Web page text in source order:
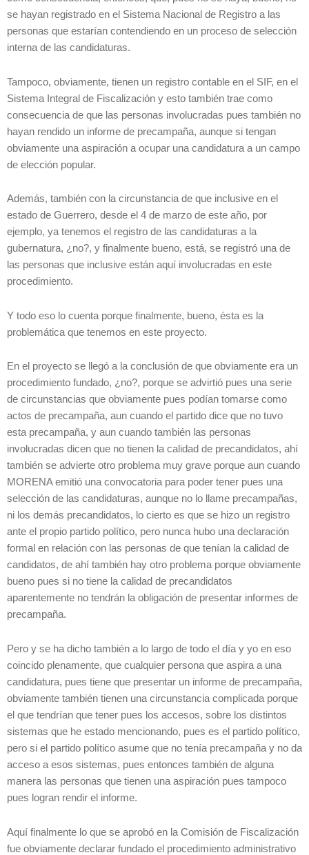
se hayan registrado en el Sistema Nacional de Registro a las
personas que estarían contendiendo en un proceso de selección
interna de las candidaturas.
Tampoco, obviamente, tienen un registro contable en el SIF, en el
Sistema Integral de Fiscalización y esto también trae como
consecuencia de que las personas involucradas pues también no
hayan rendido un informe de precampaña, aunque si tengan
obviamente una aspiración a ocupar una candidatura a un campo
de elección popular.
Además, también con la circunstancia de que inclusive en el
estado de Guerrero, desde el 4 de marzo de este año, por
ejemplo, ya tenemos el registro de las candidaturas a la
gubernatura, ¿no?, y finalmente bueno, está, se registró una de
las personas que inclusive están aquí involucradas en este
procedimiento.
Y todo eso lo cuenta porque finalmente, bueno, ésta es la
problemática que tenemos en este proyecto.
En el proyecto se llegó a la conclusión de que obviamente era un
procedimiento fundado, ¿no?, porque se advirtió pues una serie
de circunstancias que obviamente pues podían tomarse como
actos de precampaña, aun cuando el partido dice que no tuvo
esta precampaña, y aun cuando también las personas
involucradas dicen que no tienen la calidad de precandidatos, ahí
también se advierte otro problema muy grave porque aun cuando
MORENA emitió una convocatoria para poder tener pues una
selección de las candidaturas, aunque no lo llame precampañas,
ni los demás precandidatos, lo cierto es que se hizo un registro
ante el propio partido político, pero nunca hubo una declaración
formal en relación con las personas de que tenían la calidad de
candidatos, de ahí también hay otro problema porque obviamente
bueno pues si no tiene la calidad de precandidatos
aparentemente no tendrán la obligación de presentar informes de
precampaña.
Pero y se ha dicho también a lo largo de todo el día y yo en eso
coincido plenamente, que cualquier persona que aspira a una
candidatura, pues tiene que presentar un informe de precampaña,
obviamente también tienen una circunstancia complicada porque
el que tendrían que tener pues los accesos, sobre los distintos
sistemas que he estado mencionando, pues es el partido político,
pero si el partido político asume que no tenía precampaña y no da
acceso a esos sistemas, pues entonces también de alguna
manera las personas que tienen una aspiración pues tampoco
pues logran rendir el informe.
Aquí finalmente lo que se aprobó en la Comisión de Fiscalización
fue obviamente declarar fundado el procedimiento administrativo